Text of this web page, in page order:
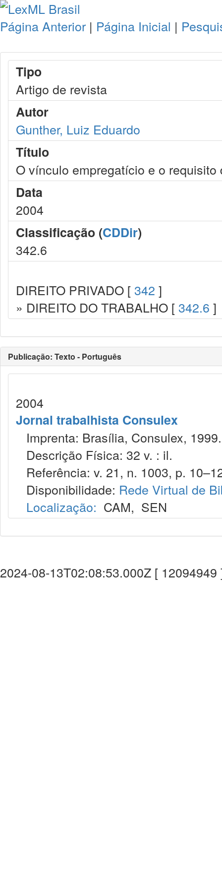
Página Anterior | Página Inicial |
Tipo
Artigo de revista
Autor
Gunther, Luiz Eduardo
Título
O vínculo empregatício e o requisito
Data
2004
Classificação (CDDir)
342.6
DIREITO PRIVADO [ 342 ]
» DIREITO DO TRABALHO [ 342.6 ]
Publicação: Texto - Português
2004
Jornal trabalhista Consulex
Imprenta: Brasília, Consulex, 1999.
Descrição Física: 32 v. : il.
Referência: v. 21, n. 1003, p.
Disponibilidade: Rede Virtual de
Localização: CAM, SEN
2024-08-13T02:08:53.000Z [ 12094949